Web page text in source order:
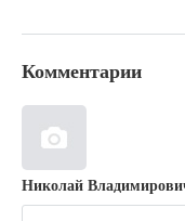
Комментарии
Николай